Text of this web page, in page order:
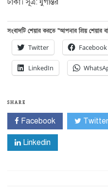
টাকা। সূত্র: যুগান্তর
সংবাদটি শেয়ার করতে “আপনার প্রিয় শেয়ার
Twitter Facebook
LinkedIn
SHARE
Facebook Twitter
Linkedin